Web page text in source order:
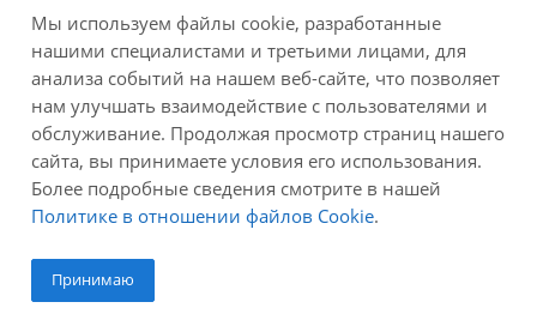
2026 © Winstar Cutting Technologies Corp. - интернет-
магазин металлорежущего инструмента
Мы используем файлы cookie, разработанные
нашими специалистами и третьими лицами, для
анализа событий на нашем веб-сайте, что позволяет
нам улучшать взаимодействие с пользователями и
обслуживание. Продолжая просмотр страниц нашего
сайта, вы принимаете условия его использования.
Более подробные сведения смотрите в нашей
Политике в отношении файлов Cookie.
Принимаю